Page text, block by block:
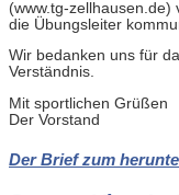
(www.tg-zellhausen.de)
die Übungsleiter
Wir bedanken uns für
Verständnis.
Mit sportlichen Grüßen
Der Vorstand
Der Brief zum